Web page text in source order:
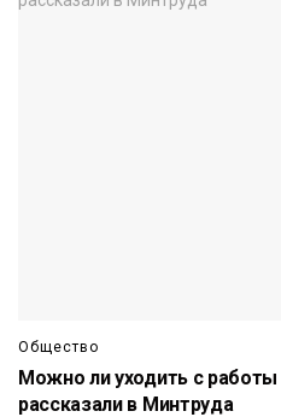
Общество
Можно ли уходить с
рассказали в Минтруда